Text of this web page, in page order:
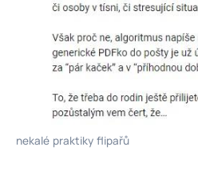
nekalé praktiky flipařů